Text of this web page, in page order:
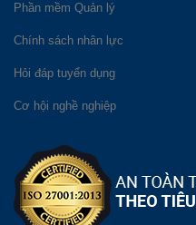
Phần mềm Quản lý
Chính sách nhân lực
Hỏi đáp tuyển dụng
Cơ hội nghề nghiệp